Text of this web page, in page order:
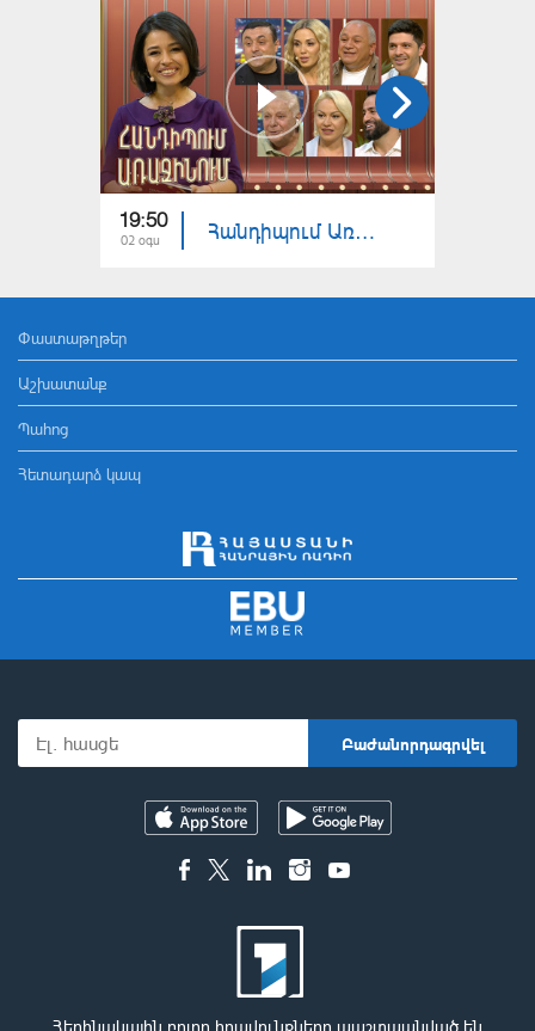
19:50
02 օգս Հանդիպում Առաջինում. Հայկական ժողովրդական երգ
Փաստաթղթեր
Աշխատանք
Պահոց
Հետադարձ կապ
Հեղինակային բոլոր իրավունքները պաշտպանված են